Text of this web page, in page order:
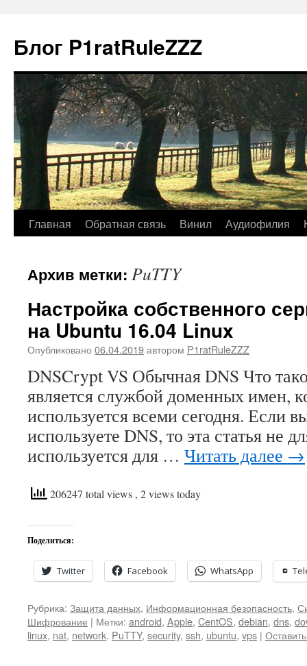
Блог P1ratRuleZZZ
Главная Обратная связь Винил Аудиофилия
Архив метки: PuTTY
Настройка собственного
на Ubuntu 16.04 Linux
Опубликовано 06.04.2019автором P1ratRuleZZZ
DNSCrypt VS Обычная DNS Что
является службой доменных имен,
используется всеми сегодня. Если
используете DNS, то эта статья не
используется для … Читать далее →
206247 total views , 2 views today
Поделиться:
Twitter Facebook WhatsApp
Рубрика: Защита данных, Информационная безопасность,
Шифрование | Метки: android, Apple, CentOS, debian, dns,
linux, nat, network, PuTTY, security, ssh, ubuntu, vps |